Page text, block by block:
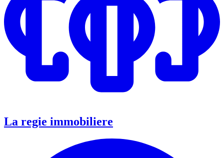
La regie immobiliere